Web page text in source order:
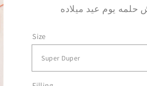
حلمه يوم عيد ميلاده
Size